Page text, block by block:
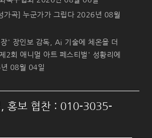
가곡] 누군가가 그립다 2026년 08월
' 장인보 감독, Ai 기술에 체온을 더
2회 애니멀 아트 페스티벌' 성황리에
08월 04일
, 홍보 협찬 : 010-3035-